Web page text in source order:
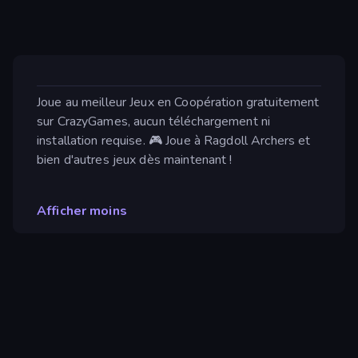
Joue au meilleur Jeux en Coopération gratuitement
sur CrazyGames, aucun téléchargement ni
installation requise. 🎮 Joue à Ragdoll Archers et
bien d'autres jeux dès maintenant !
Afficher moins